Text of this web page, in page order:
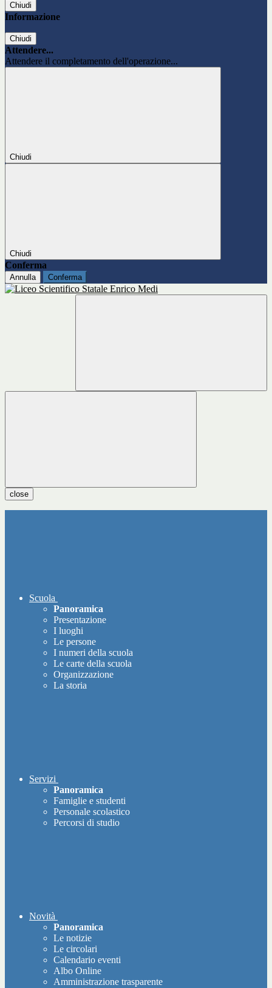
Chiudi
Informazione
Chiudi
Attendere...
Attendere il completamento dell'operazione...
Chiudi
Chiudi
Conferma
Annulla Conferma
close
Scuola
Panoramica
Presentazione
I luoghi
Le persone
I numeri della scuola
Le carte della scuola
Organizzazione
La storia
Servizi
Panoramica
Famiglie e studenti
Personale scolastico
Percorsi di studio
Novità
Panoramica
Le notizie
Le circolari
Calendario eventi
Albo Online
Amministrazione trasparente